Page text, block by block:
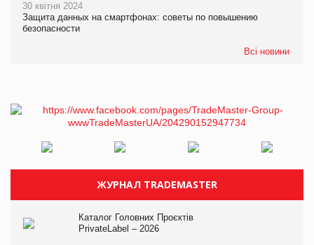
30 квітня 2024
Защита данных на смартфонах: советы по повышению
безопасности
Всі новини
ЖУРНАЛ TRADEMASTER
Каталог Головних Проєктів
PrivateLabel – 2026